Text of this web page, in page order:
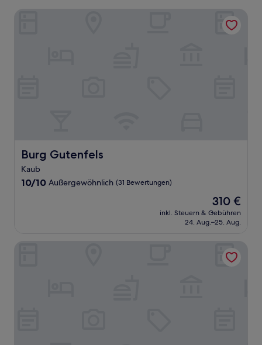
Burg Gutenfels
Burg Gutenfels
Kaub
10.0
10/10 Außergewöhnlich (31 Bewertungen)
Der
Preis
beträgt
310 €
inkl. Steuern & Gebühren
24. Aug.–25. Aug.